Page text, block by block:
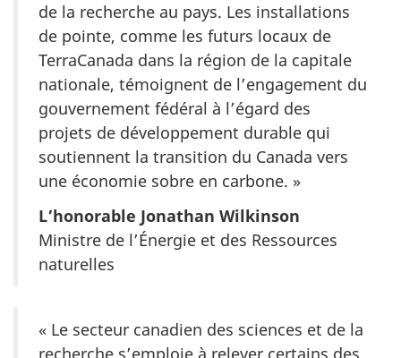
de la recherche au pays. Les installations
de pointe, comme les futurs locaux de
TerraCanada dans la région de la capitale
nationale, témoignent de l’engagement du
gouvernement fédéral à l’égard des
projets de développement durable qui
soutiennent la transition du Canada vers
une économie sobre en carbone. »
L’honorable Jonathan Wilkinson
Ministre de l’Énergie et des Ressources
naturelles
« Le secteur canadien des sciences et de la
recherche s’emploie à relever certains des